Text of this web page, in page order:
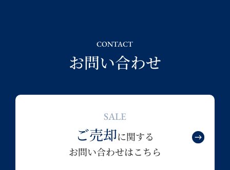
CONTACT
お問い合わせ
SALE
ご売却に関する
お問い合わせはこちら